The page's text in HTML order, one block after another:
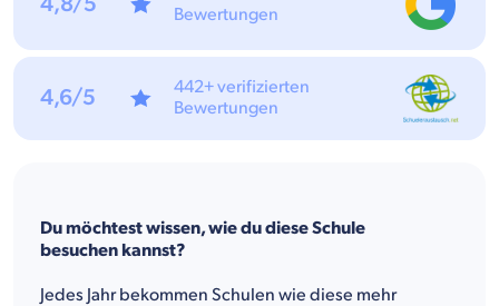
Du möchtest wissen, wie du diese Schule
besuchen kannst?
Jedes Jahr bekommen Schulen wie diese mehr
Bewertungen
4,6/5
442+ verifizierten
Bewertungen